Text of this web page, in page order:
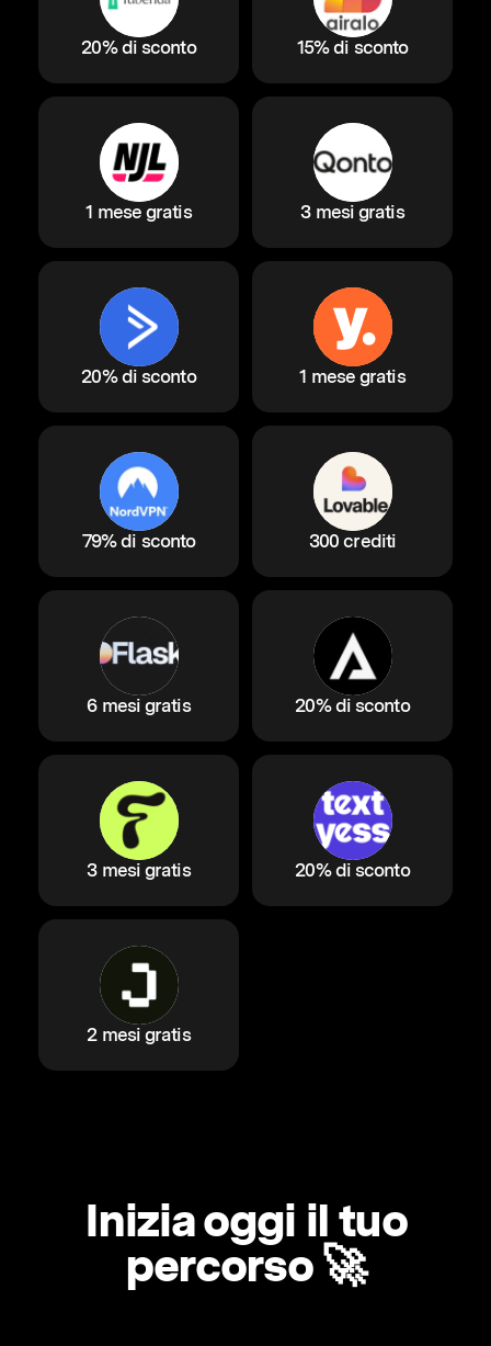
20% di sconto 15% di sconto
1 mese gratis 3 mesi gratis
20% di sconto 1 mese gratis
79% di sconto 300 crediti
6 mesi gratis 20% di sconto
3 mesi gratis 20% di sconto
2 mesi gratis
Inizia oggi il tuo
percorso 🚀